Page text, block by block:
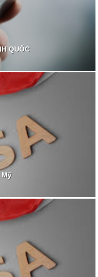
QUỐC